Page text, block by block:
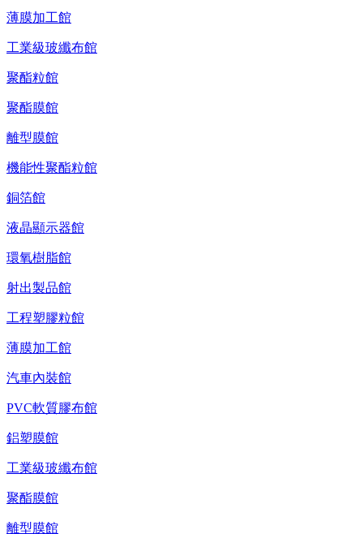
薄膜加工館
工業級玻纖布館
聚酯粒館
聚酯膜館
離型膜館
機能性聚酯粒館
銅箔館
液晶顯示器館
環氧樹脂館
射出製品館
工程塑膠粒館
薄膜加工館
汽車內裝館
PVC軟質膠布館
鋁塑膜館
工業級玻纖布館
聚酯膜館
離型膜館